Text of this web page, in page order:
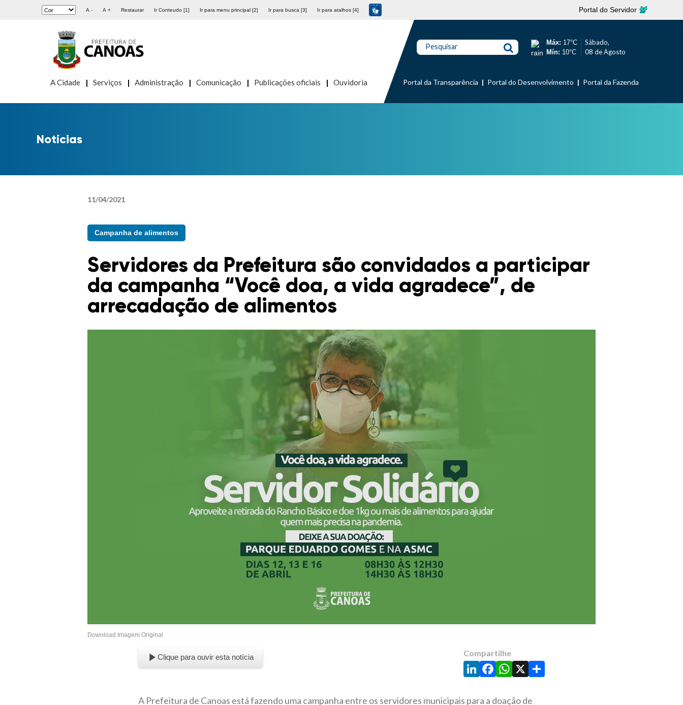
A - A + Restaurar Ir Conteudo [1] Ir para menu principal [2] Ir para busca [3] Ir para atalhos [4] Portal do Servidor
A Cidade Serviços Administração Comunicação Publicações oficiais Ouvidoria
Pesquisar Máx: 17°C
Mín: 10°C
Sábado,
08 de Agosto
Portal da Transparência Portal do Desenvolvimento Portal da Fazenda
Notícias
11/04/2021
Campanha de alimentos
Servidores da Prefeitura são convidados a participar
da campanha “Você doa, a vida agradece”, de
arrecadação de alimentos
Download Imagem Original
Clique para ouvir esta notícia Compartilhe
LinkedIn
Facebook
WhatsApp
X Share
A Prefeitura de Canoas está fazendo uma campanha entre os servidores municipais para a doação de